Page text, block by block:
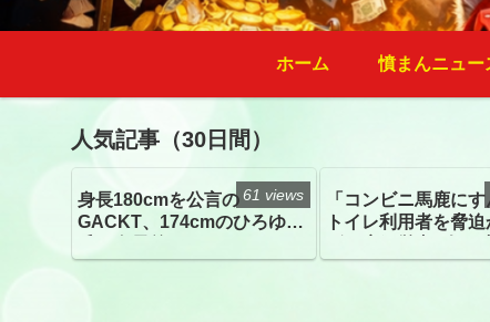
ホーム 憤まんニュー
人気記事（30日間）
身長180cmを公言の
GACKT、174cmのひろゆき
トざわつき イベントでの写
61 views
「コンビニ馬鹿にす
トイレ利用者を脅